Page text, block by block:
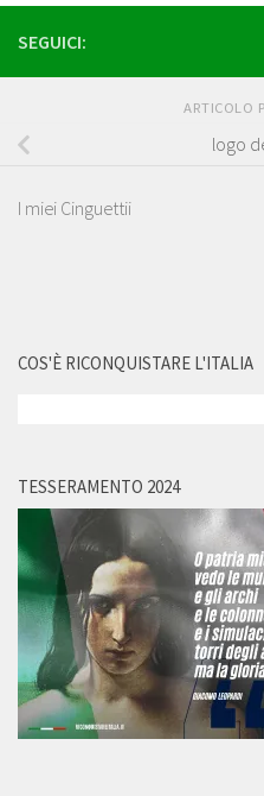
SEGUICI:
ARTICOLO
logo
I miei Cinguettii
COS'È RICONQUISTARE L'ITALIA
TESSERAMENTO 2024